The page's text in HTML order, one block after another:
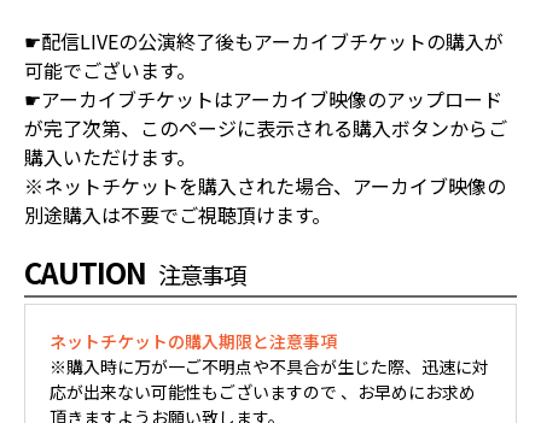
☛配信LIVEの公演終了後もアーカイブチケットの購入が
可能でございます。
☛アーカイブチケットはアーカイブ映像のアップロード
が完了次第、このページに表示される購入ボタンからご
購入いただけます。
※ネットチケットを購入された場合、アーカイブ映像の
別途購入は不要でご視聴頂けます。
CAUTION 注意事項
ネットチケットの購入期限と注意事項
※購入時に万が一ご不明点や不具合が生じた際、迅速に対
応が出来ない可能性もございますので 、お早めにお求め
頂きますようお願い致します。